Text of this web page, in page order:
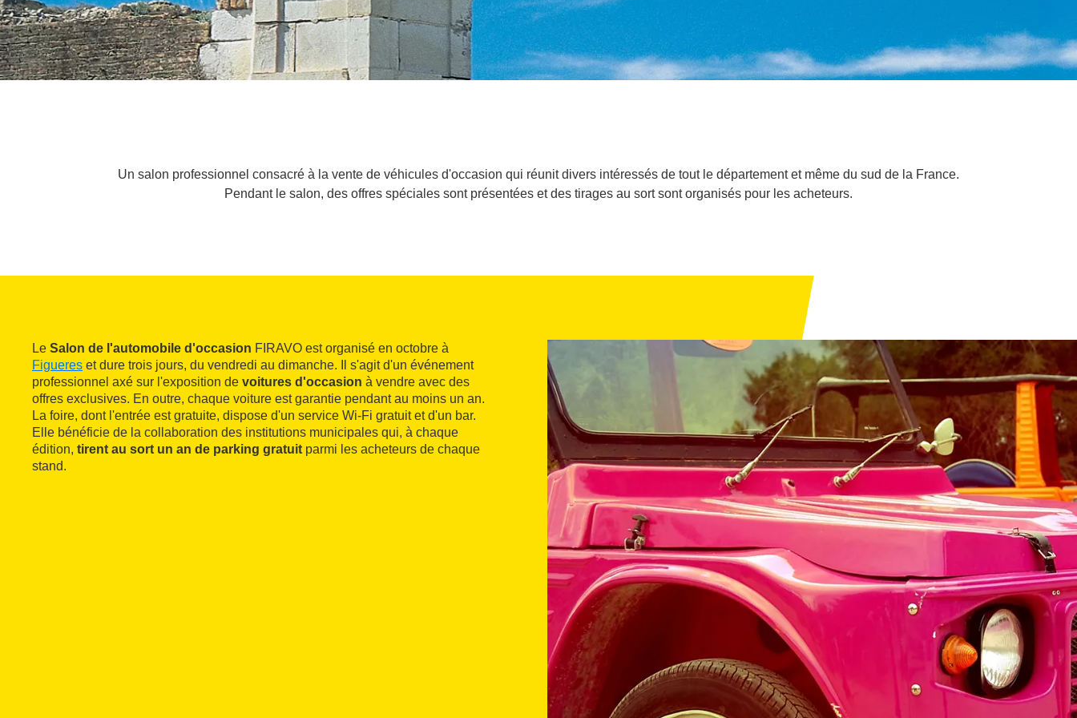
Un salon professionnel consacré à la vente de véhicules d'occasion qui réunit divers intéressés de tout le département et même du sud de la France.
Pendant le salon, des offres spéciales sont présentées et des tirages au sort sont organisés pour les acheteurs.
Le Salon de l'automobile d'occasion FIRAVO est organisé en octobre à
Figueres et dure trois jours, du vendredi au dimanche. Il s'agit d'un événement
professionnel axé sur l'exposition de voitures d'occasion à vendre avec des
offres exclusives. En outre, chaque voiture est garantie pendant au moins un an.
La foire, dont l'entrée est gratuite, dispose d'un service Wi-Fi gratuit et d'un bar.
Elle bénéficie de la collaboration des institutions municipales qui, à chaque
édition, tirent au sort un an de parking gratuit parmi les acheteurs de chaque
stand.